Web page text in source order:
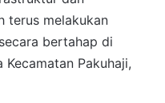
terus melakukan
bertahap di
Pakuhaji,